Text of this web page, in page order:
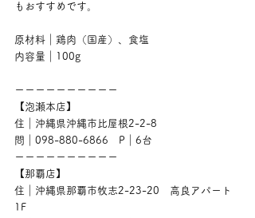
もおすすめです。
原材料｜鶏肉（国産）、食塩
内容量｜100g
ーーーーーーーーーー
【泡瀬本店】
住｜沖縄県沖縄市比屋根2-2-8
問｜098-880-6866　P｜6台
ーーーーーーーーーー
【那覇店】
住｜沖縄県那覇市牧志2-23-20　高良アパート
1F